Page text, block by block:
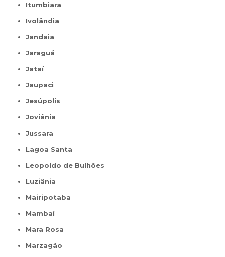
Itumbiara
Ivolândia
Jandaia
Jaraguá
Jataí
Jaupaci
Jesúpolis
Joviânia
Jussara
Lagoa Santa
Leopoldo de Bulhões
Luziânia
Mairipotaba
Mambaí
Mara Rosa
Marzagão